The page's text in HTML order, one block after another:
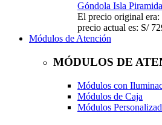
Góndola Isla
El precio original era:
precio actual es: S/
Módulos de Atención
MÓDULOS DE
Módulos con
Módulos de Caja
Módulos